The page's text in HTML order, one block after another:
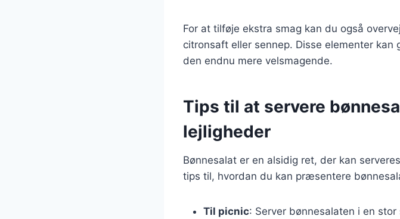
For at tilføje ekstra smag kan du også
citronsaft eller sennep. Disse elementer
den endnu mere velsmagende.
Tips til at servere
lejligheder
Bønnesalat er en alsidig ret, der kan
tips til, hvordan du kan præsentere
Til picnic: Server bønnesalaten i en